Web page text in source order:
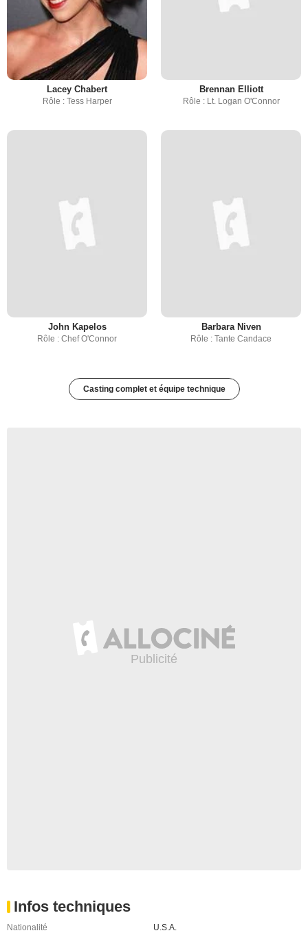
Lacey Chabert
Rôle : Tess Harper
Brennan Elliott
Rôle : Lt. Logan O'Connor
John Kapelos
Rôle : Chef O'Connor
Barbara Niven
Rôle : Tante Candace
Casting complet et équipe technique
Infos techniques
Nationalité
U.S.A.